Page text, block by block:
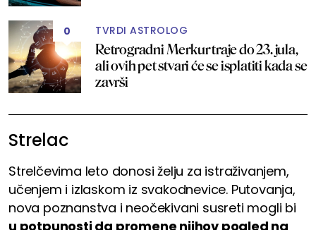
0 TVRDI ASTROLOG
Retrogradni Merkur traje do 23. jula,
ali ovih pet stvari će se isplatiti kada se
završi
Strelac
Strelčevima leto donosi želju za istraživanjem,
učenjem i izlaskom iz svakodnevice. Putovanja,
nova poznanstva i neočekivani susreti mogli bi
u potpunosti da promene njihov pogled na